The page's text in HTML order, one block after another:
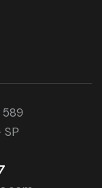
589
SP